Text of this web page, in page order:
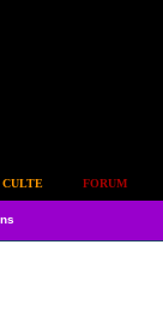
CULTE FORUM